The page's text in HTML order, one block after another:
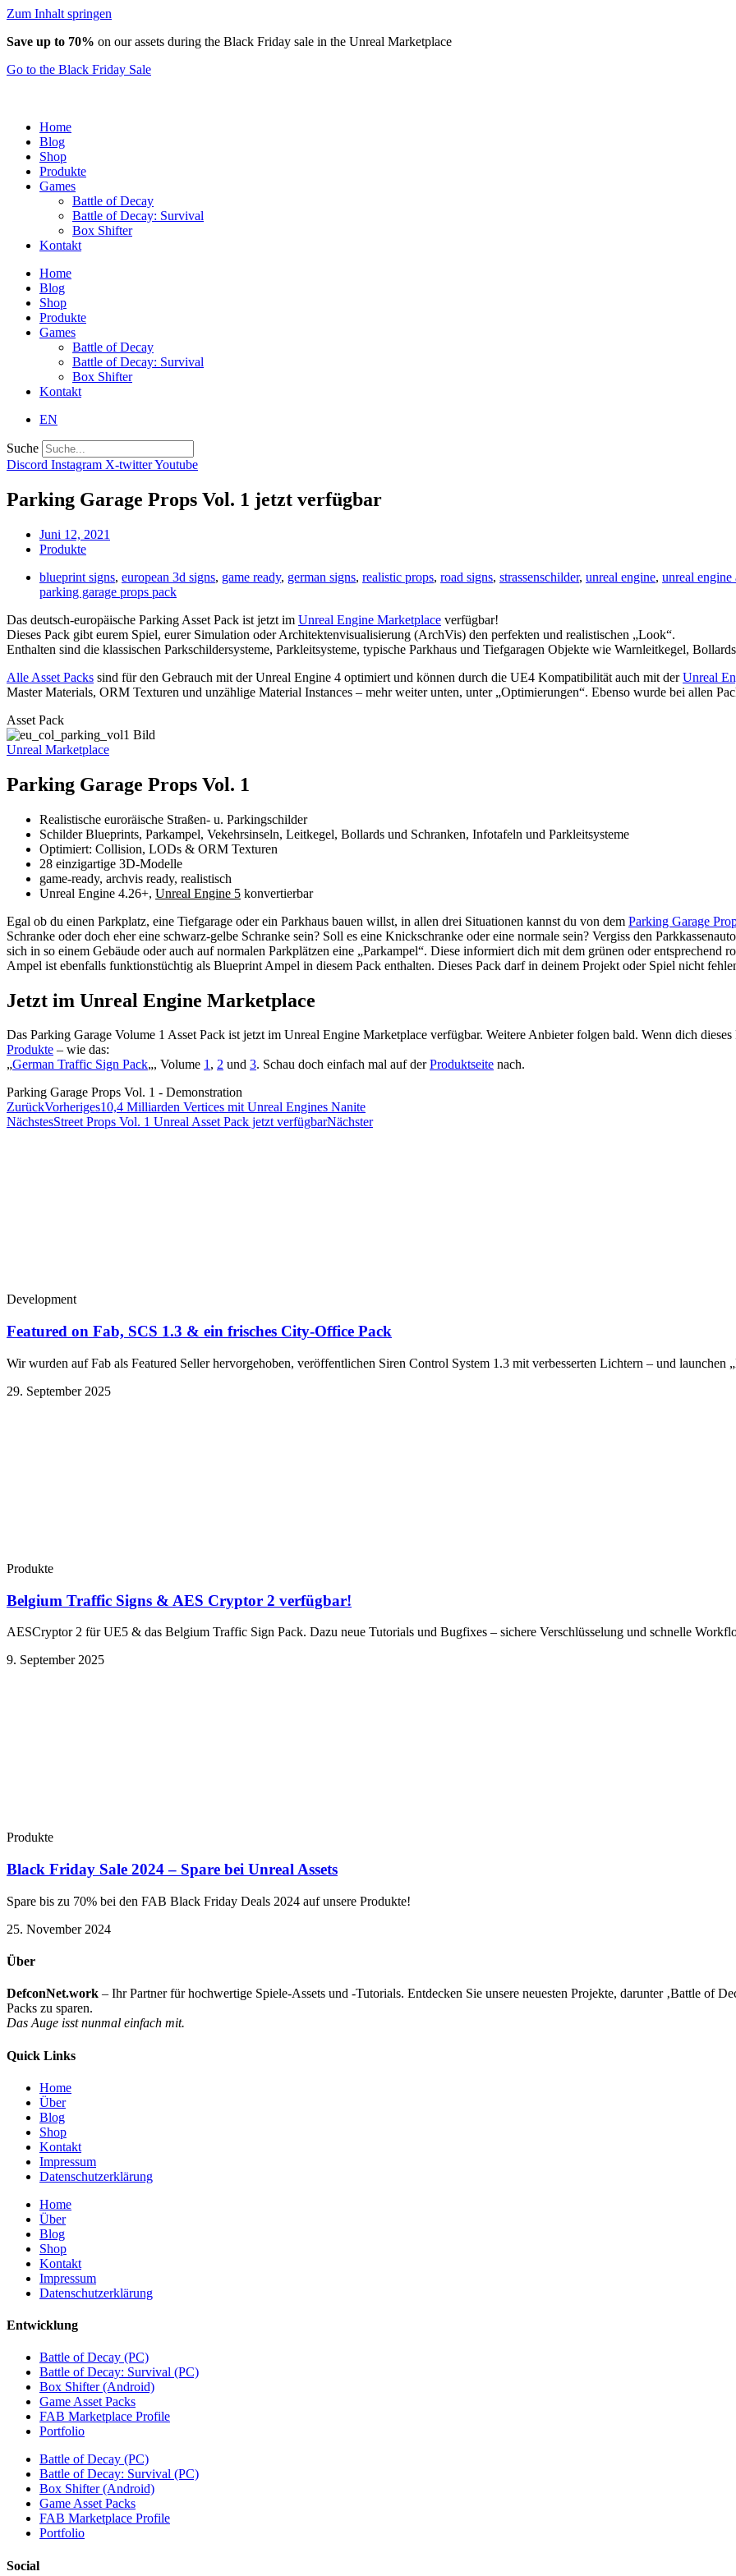
Zum Inhalt springen
Save up to 70% on our assets during the Black Friday sale in the Unreal Marketplace
Go to the Black Friday Sale
Home
Blog
Shop
Produkte
Games
Battle of Decay
Battle of Decay: Survival
Box Shifter
Kontakt
Home
Blog
Shop
Produkte
Games
Battle of Decay
Battle of Decay: Survival
Box Shifter
Kontakt
EN
Suche
Discord Instagram X-twitterYoutube
Parking Garage Props Vol. 1 jetzt verfügbar
Juni 12, 2021
Produkte
blueprint signs, european 3d signs, game ready, german signs, realistic props, road signs, strassenschilder, unreal engine, unreal engine
parking garage props pack
Das deutsch-europäische Parking Asset Pack ist jetzt im Unreal Engine Marketplace verfügbar!
Dieses Pack gibt eurem Spiel, eurer Simulation oder Architektenvisualisierung (ArchVis) den perfekten und realistischen „Look“.
Enthalten sind die klassischen Parkschildersysteme, Parkleitsysteme, typische Parkhaus und Tiefgaragen Objekte wie Warnleitkegel,
Alle Asset Packs sind für den Gebrauch mit der Unreal Engine 4 optimiert und können durch die UE4 Kompatibilität auch mit derUnreal
Master Materials, ORM Texturen und unzählige Material Instances – mehr weiter unten, unter „Optimierungen“. Ebenso wurde bei allen
Asset Pack
Unreal Marketplace
Parking Garage Props Vol. 1
Realistische euroräische Straßen- u. Parkingschilder
Schilder Blueprints, Parkampel, Vekehrsinseln, Leitkegel, Bollards und Schranken, Infotafeln und Parkleitsysteme
Optimiert: Collision, LODs & ORM Texturen
28 einzigartige 3D-Modelle
game-ready, archvis ready, realistisch
Unreal Engine 4.26+, Unreal Engine 5 konvertierbar
Egal ob du einen Parkplatz, eine Tiefgarage oder ein Parkhaus bauen willst, in allen drei Situationen kannst du von dem Parking Garage
Schranke oder doch eher eine schwarz-gelbe Schranke sein? Soll es eine Knickschranke oder eine normale sein? Vergiss den
sich in so einem Gebäude oder auch auf normalen Parkplätzen eine „Parkampel“. Diese informiert dich mit dem grünen oder entsprechend
Ampel ist ebenfalls funktionstüchtig als Blueprint Ampel in diesem Pack enthalten. Dieses Pack darf in deinem Projekt oder Spiel nicht
Jetzt im Unreal Engine Marketplace
Das Parking Garage Volume 1 Asset Pack ist jetzt im Unreal Engine Marketplace verfügbar. Weitere Anbieter folgen bald. Wenn dich
Produkte – wie das:
„German Traffic Sign Pack„, Volume 1, 2 und 3. Schau doch einfach mal auf derProduktseite nach.
Parking Garage Props Vol. 1 - Demonstration
ZurückVorheriges10,4 Milliarden Vertices mit Unreal Engines Nanite
NächstesStreet Props Vol. 1 Unreal Asset Pack jetzt verfügbarNächster
Development
Featured on Fab, SCS 1.3 & ein frisches City-Office Pack
Wir wurden auf Fab als Featured Seller hervorgehoben, veröffentlichen Siren Control System 1.3 mit verbesserten Lichtern – und
29. September 2025
Produkte
Belgium Traffic Signs & AES Cryptor 2 verfügbar!
AESCryptor 2 für UE5 & das Belgium Traffic Sign Pack. Dazu neue Tutorials und Bugfixes – sichere Verschlüsselung und schnelle
9. September 2025
Produkte
Black Friday Sale 2024 – Spare bei Unreal Assets
Spare bis zu 70% bei den FAB Black Friday Deals 2024 auf unsere Produkte!
25. November 2024
Über
DefconNet.work – Ihr Partner für hochwertige Spiele-Assets und -Tutorials. Entdecken Sie unsere neuesten Projekte, darunter ‚Battle of
Packs zu sparen.
Das Auge isst nunmal einfach mit.
Quick Links
Home
Über
Blog
Shop
Kontakt
Impressum
Datenschutzerklärung
Home
Über
Blog
Shop
Kontakt
Impressum
Datenschutzerklärung
Entwicklung
Battle of Decay (PC)
Battle of Decay: Survival (PC)
Box Shifter (Android)
Game Asset Packs
FAB Marketplace Profile
Portfolio
Battle of Decay (PC)
Battle of Decay: Survival (PC)
Box Shifter (Android)
Game Asset Packs
FAB Marketplace Profile
Portfolio
Social